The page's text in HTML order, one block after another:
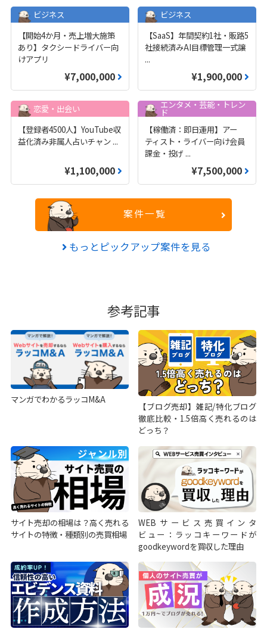
ビジネス
【開始4か月・売上増大施策
あり】タクシードライバー向
けアプリ
¥7,000,000
ビジネス
【SaaS】年間契約1社・販路5
社接続済みAI目標管理一式譲
...
¥1,900,000
恋愛・出会い
【登録者4500人】YouTube収
益化済み非属人占いチャン ...
¥1,100,000
エンタメ・芸能・トレン
ド
【稼働済：即日運用】アー
ティスト・ライバー向け会員
課金・投げ ...
¥7,500,000
案件一覧
もっとピックアップ案件を見る
参考記事
マンガでわかるラッコM&A
【ブログ売却】雑記/特化ブログ
徹底比較・1.5倍高く売れるのは
どっち？
サイト売却の相場は？高く売れる
サイトの特徴・種類別の売買相場
WEBサービス売買インタ
ビュー：ラッコキーワードが
goodkeywordを買収した理由